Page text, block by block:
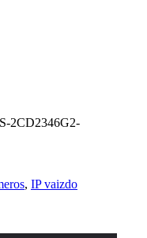
2CD2346G2-
, IP vaizdo